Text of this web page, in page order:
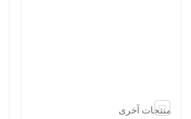
منتجات آخرى